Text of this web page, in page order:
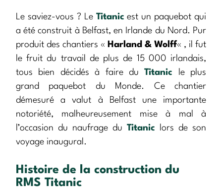
Le saviez-vous ? Le Titanic est un paquebot qui
a été construit à Belfast, en Irlande du Nord. Pur
produit des chantiers « Harland & Wolff« , il fut
le fruit du travail de plus de 15 000 irlandais,
tous bien décidés à faire duTitanic le plus
grand paquebot du Monde. Ce chantier
démesuré a valut à Belfast une importante
notoriété, malheureusement mise à mal à
l’occasion du naufrage du Titanic lors de son
voyage inaugural.
Histoire de la construction du
RMS Titanic